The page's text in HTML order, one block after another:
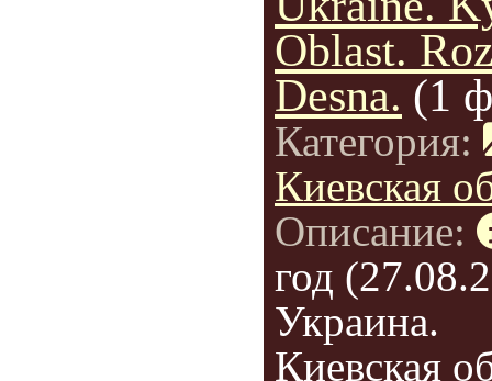
Oblast.
Desna. (1
Категория:
Киевская
Описание:
год
Украина.
Киевская